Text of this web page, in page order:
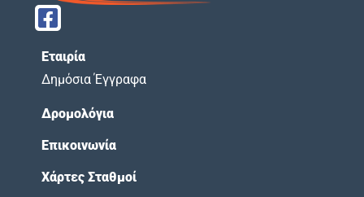
Εταιρία
Δημόσια Έγγραφα
Δρομολόγια
Επικοινωνία
Χάρτες Σταθμοί